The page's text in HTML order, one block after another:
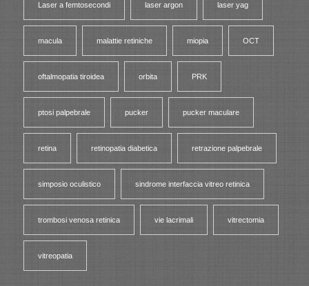
Laser a femtosecondi laser argon laser yag
macula malattie retiniche miopia OCT
oftalmopatia tiroidea orbita PRK
ptosi palpebrale pucker pucker maculare
retina retinopatia diabetica retrazione palpebrale
simposio oculistico sindrome interfaccia vitreo retinica
trombosi venosa retinica vie lacrimali vitrectomia
vitreopatia